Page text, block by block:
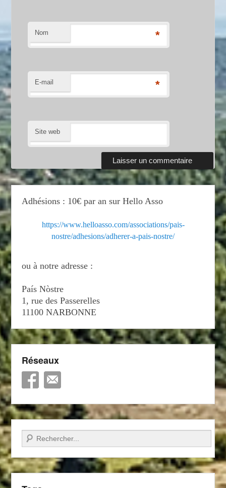
Nom *
E-mail *
Site web
Adhésions : 10€ par an sur Hello Asso
https://www.helloasso.com/associations/pais-
nostre/adhesions/adherer-a-pais-nostre/
ou à notre adresse :
País Nòstre
1, rue des Passerelles
11100 NARBONNE
Réseaux
Recherche